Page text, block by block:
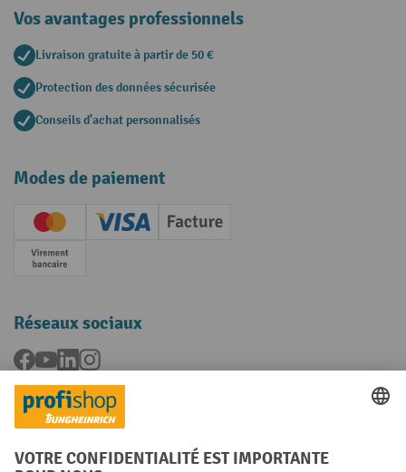
Vos avantages professionnels
Livraison gratuite à partir de 50 €
Protection des données sécurisée
Conseils d'achat personnalisés
Modes de paiement
Creditcard (Master)Creditcard (Visa)
Facture
Paiement anticipé
Réseaux sociaux
Facebook
YouTubeLinkedInInstagram
Langues
FR NL